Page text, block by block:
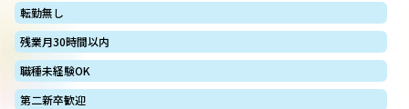
転勤無し
残業月30時間以内
職種未経験OK
第二新卒歓迎